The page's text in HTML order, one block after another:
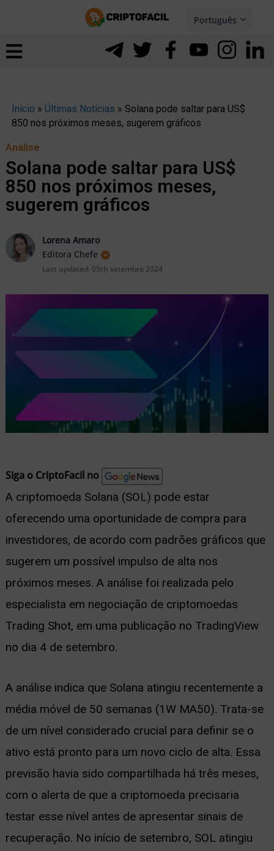
Português
Español
Início » Últimas Notícias » Solana pode saltar para US$
850 nos próximos meses, sugerem gráficos
Análise
Solana pode saltar para US$
850 nos próximos meses,
sugerem gráficos
Lorena Amaro
Editora Chefe
Last updated: 05th setembro 2024
Siga o CriptoFacil no
A criptomoeda Solana (SOL) pode estar
oferecendo uma oportunidade de compra para
investidores, de acordo com padrões gráficos que
sugerem um possível impulso de alta nos
próximos meses. A análise foi realizada pelo
especialista em negociação de criptomoedas
Trading Shot, em uma publicação no TradingView
no dia 4 de setembro.
A análise indica que Solana atingiu recentemente a
média móvel de 50 semanas (1W MA50). Trata-se
de um nível considerado crucial para definir se o
ativo está pronto para um novo ciclo de alta. Essa
previsão havia sido compartilhada há três meses,
com o alerta de que a criptomoeda precisaria
testar esse nível antes de apresentar sinais de
recuperação. No início de setembro, SOL atingiu